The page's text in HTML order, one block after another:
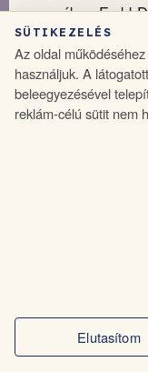
megyében Fadd-
táborokban is
nagyobb
szervezet
szerveződő
szakmai
igényből jött
SÜTIKEZELÉS
Az oldal
használjuk. A
beleegyezésével
reklám-célú sütit nem
Elutasítom